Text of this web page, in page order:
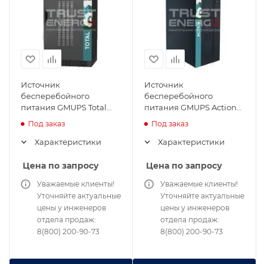
Источник
бесперебойного
питания GMUPS Total
Под заказ
Характеристики
Цена по запросу
Уважаемые клиенты!
Уточняйте актуальные
цены у инженеров
отдела продаж:
8(800) 200-90-73
Источник
бесперебойного
питания GMUPS Action
Под заказ
Характеристики
Цена по запросу
Уважаемые клиенты!
Уточняйте актуальные
цены у инженеров
отдела продаж:
8(800) 200-90-73